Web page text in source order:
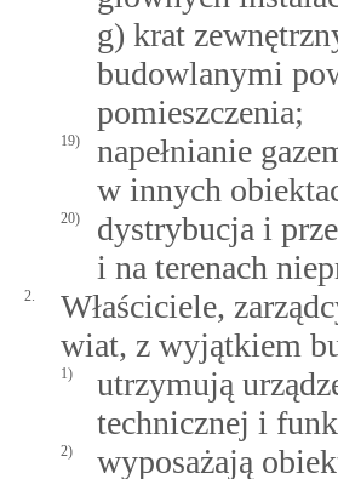
g) krat
budowlanymi
pomieszczenia;
19)
napełnianie
w innych
20)
dystrybucja i
i na terenach
2.
Właściciele,
wiat, z wyjątkiem
1)
utrzymują
technicznej i
2) wyposażają